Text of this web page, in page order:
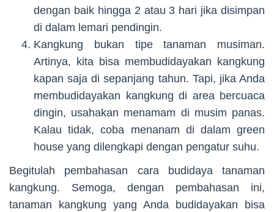
dengan baik hingga 2 atau 3 hari jika disimpan
di dalam lemari pendingin.
Kangkung bukan tipe tanaman musiman.
Artinya, kita bisa membudidayakan kangkung
kapan saja di sepanjang tahun. Tapi, jika Anda
membudidayakan kangkung di area bercuaca
dingin, usahakan menamam di musim panas.
Kalau tidak, coba menanam di dalam green
house yang dilengkapi dengan pengatur suhu.
Begitulah pembahasan cara budidaya tanaman
kangkung. Semoga, dengan pembahasan ini,
tanaman kangkung yang Anda budidayakan bisa